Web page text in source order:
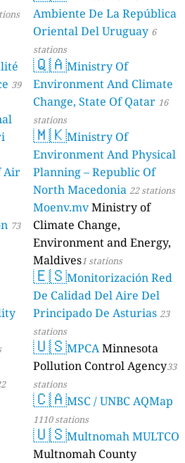
39
73
Ambiente De La República
Oriental Del Uruguay 6
stations
🇶🇦Ministry Of
Environment And Climate
Change, State Of Qatar 16
stations
🇲🇰Ministry Of
Environment And Physical
Planning – Republic Of
North Macedonia 22 stations
Moenv.mvMinistry of
Climate Change,
Environment and Energy,
Maldives1 stations
🇪🇸Monitorización Red
De Calidad Del Aire Del
Principado De Asturias 23
stations
🇺🇸MPCAMinnesota
Pollution Control Agency33
stations
🇨🇦MSC / UNBC AQMap
1110 stations
🇺🇸Multnomah MULTCO
Multnomah County